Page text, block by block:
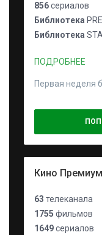
856сериалов
Библиотека
Библиотека
ПОДРОБНЕЕ
Первая неделя
Кино Премиум
63 телеканала
1755 фильмов
1649сериалов